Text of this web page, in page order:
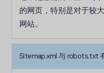
的网页，特别是对于较
网站。
Sitemap.xml 与 robots.txt